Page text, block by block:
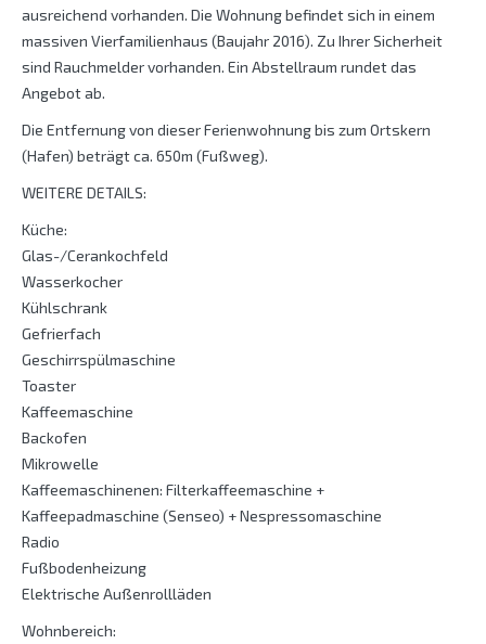
ausreichend vorhanden. Die Wohnung befindet sich in einem
massiven Vierfamilienhaus (Baujahr 2016). Zu Ihrer Sicherheit
sind Rauchmelder vorhanden. Ein Abstellraum rundet das
Angebot ab.
Die Entfernung von dieser Ferienwohnung bis zum Ortskern
(Hafen) beträgt ca. 650m (Fußweg).
WEITERE DETAILS:
Küche:
Glas-/Cerankochfeld
Wasserkocher
Kühlschrank
Gefrierfach
Geschirrspülmaschine
Toaster
Kaffeemaschine
Backofen
Mikrowelle
Kaffeemaschinenen: Filterkaffeemaschine +
Kaffeepadmaschine (Senseo) + Nespressomaschine
Radio
Fußbodenheizung
Elektrische Außenrollläden
Wohnbereich: